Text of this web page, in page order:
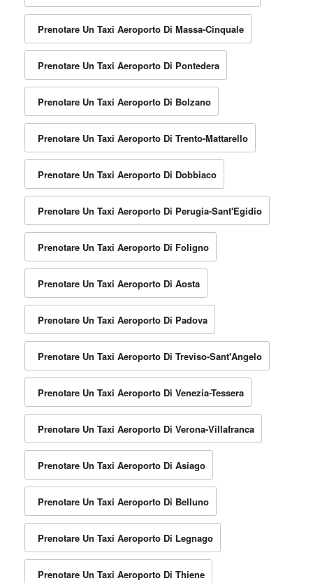
Prenotare Un Taxi Aeroporto Di Massa-Cinquale
Prenotare Un Taxi Aeroporto Di Pontedera
Prenotare Un Taxi Aeroporto Di Bolzano
Prenotare Un Taxi Aeroporto Di Trento-Mattarello
Prenotare Un Taxi Aeroporto Di Dobbiaco
Prenotare Un Taxi Aeroporto Di Perugia-Sant'Egidio
Prenotare Un Taxi Aeroporto Di Foligno
Prenotare Un Taxi Aeroporto Di Aosta
Prenotare Un Taxi Aeroporto Di Padova
Prenotare Un Taxi Aeroporto Di Treviso-Sant'Angelo
Prenotare Un Taxi Aeroporto Di Venezia-Tessera
Prenotare Un Taxi Aeroporto Di Verona-Villafranca
Prenotare Un Taxi Aeroporto Di Asiago
Prenotare Un Taxi Aeroporto Di Belluno
Prenotare Un Taxi Aeroporto Di Legnago
Prenotare Un Taxi Aeroporto Di Thiene